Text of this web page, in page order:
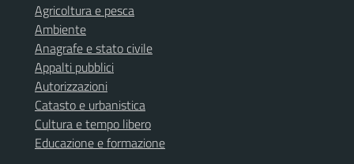
Agricoltura e pesca
Ambiente
Anagrafe e stato civile
Appalti pubblici
Autorizzazioni
Catasto e urbanistica
Cultura e tempo libero
Educazione e formazione